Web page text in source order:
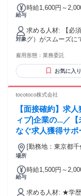
給与
時給1,600円～2,000円 給与: 時給 ￥
対象
求める人材: 【必須条件】 * パソコンの文字入力（タイピン
グ）がスムーズにで
[主婦（夫）・フリ
話すのが好きな方
の方も大歓迎 * ※
雇用形態： 業務委託
お気に入り
tocotoco株式会社
【面接確約】求
ィブ|企業の...／
なぐ求人獲得サポ
場所
[勤務地：東京都千
給与
求める人材: ★学歴不問★未経験歓迎★第二新卒歓迎！人柄重